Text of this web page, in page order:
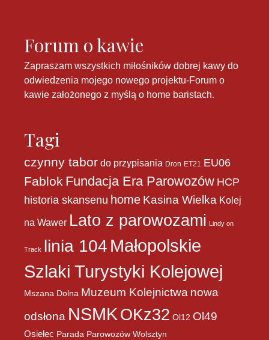
Forum o kawie
Zapraszam wszystkich miłośników dobrej kawy do
odwiedzenia mojego nowego projektu-Forum o
kawie założonego z myślą o home baristach.
Tagi
czynny tabor do przypisania Dron ET21 EU06
Fablok Fundacja Era Parowozów HCP
historia skansenu home Kasina Wielka Kolej
na Wawer Lato z parowozami Lindy on
Track linia 104 Małopolskie
Szlaki Turystyki Kolejowej
Mszana Dolna Muzeum Kolejnictwa nowa
odsłona NSMK OKz32 Ol12 Ol49
Osielec Parada Parowozów Wolsztyn